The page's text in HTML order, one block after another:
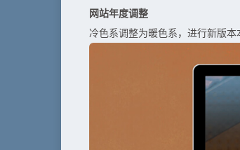
网站年度调整
冷色系调整为暖色系，进行新版